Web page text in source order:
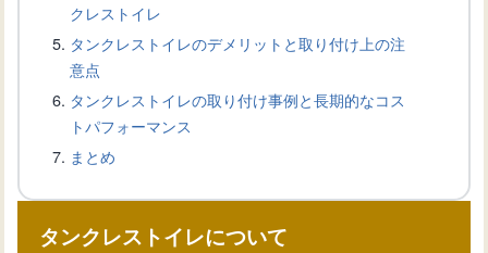
理方法について解説
【トイレタンク音がする】原因を特定
クレストイレ
タンクレストイレのデメリットと取り付け上の注
意点
タンクレストイレの取り付け事例と長期的なコス
トパフォーマンス
まとめ
タンクレストイレについて